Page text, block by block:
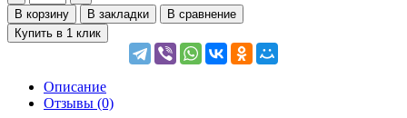
В корзину В закладки
В сравнение
Купить в 1 клик
Описание
Отзывы (0)